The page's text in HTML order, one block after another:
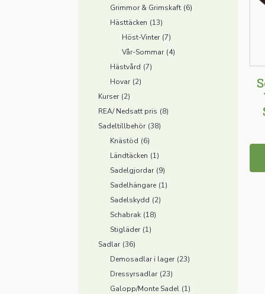
Grimmor & Grimskaft (6)
Hästtäcken (13)
Höst-Vinter (7)
Vår-Sommar (4)
Hästvård (7)
Hovar (2)
Kurser (2)
REA/ Nedsatt pris (8)
Sadeltillbehör (38)
Knästöd (6)
Ländtäcken (1)
Sadelgjordar (9)
Sadelhängare (1)
Sadelskydd (2)
Schabrak (18)
Stigläder (1)
Sadlar (36)
Demosadlar i lager (23)
Dressyrsadlar (23)
Galopp/Monte Sadel (1)